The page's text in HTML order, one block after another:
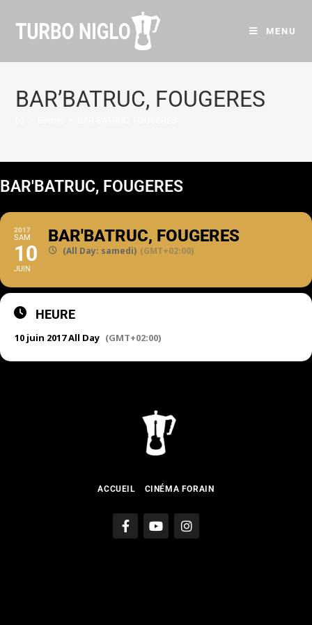
MENU
BAR’BATRUC, FOUGERES
BAR'BATRUC, FOUGERES
2017
SAM
10
JUIN
BAR'BATRUC, FOUGERES
(All Day: samedi) (GMT+02:00)
HEURE
10 juin 2017 All Day (GMT+02:00)
ACCUEIL CINÉMA FORAIN